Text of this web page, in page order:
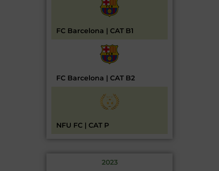
FC Barcelona | CAT B1
FC Barcelona | CAT B2
NFU FC | CAT P
2023